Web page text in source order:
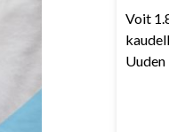
Voit
Uuden